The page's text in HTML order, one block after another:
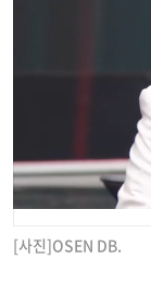
[사진]OSEN DB.